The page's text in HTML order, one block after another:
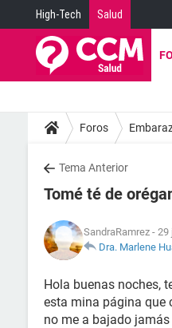
High-Tech Salud
Foros
Tema Anterior
Tomé té de
SandraRamrez - 29
Dra. Marlene
Hola buenas noches,
esta mina página que
no me a bajado